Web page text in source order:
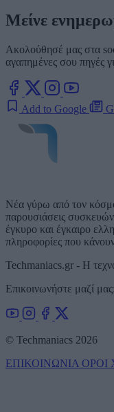
Μείνε
Ακολούθησέ μας στα
αγαπημένες σου πηγές
Add to Google
Νέα γύρω από τον κόσμο
παρουσιάσεις
έγκυρο και έγκαιρο
πληροφορίες που
Techmaniacs.gr - Η
Επικοινωνήστε μαζί μας:
© Techmaniacs 2026
ΕΠΙΚΟΙΝΩΝΙΑ ΟΡΟΙ